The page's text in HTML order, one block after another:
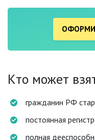
Кто может
гражданин РФ
постоянная
полная